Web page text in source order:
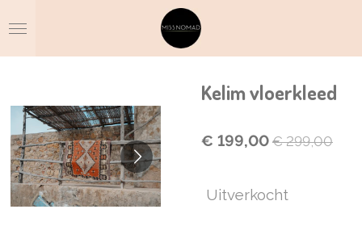
direct
Kelim vloerkleed
€ 199,00 € 299,00
Uitverkocht